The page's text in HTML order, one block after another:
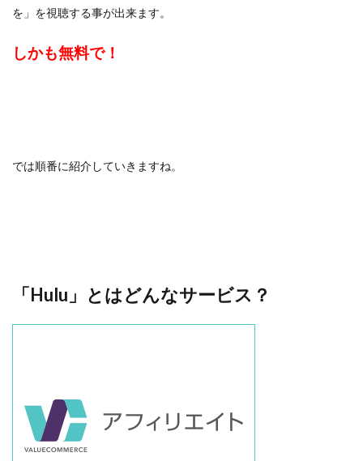
を」を視聴する事が出来ます。
しかも無料で！
では順番に紹介していきますね。
「Hulu」とはどんなサービス？